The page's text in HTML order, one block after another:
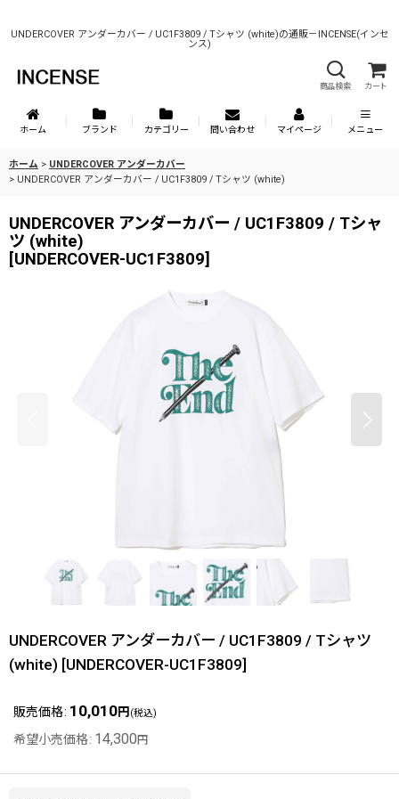
UNDERCOVER アンダーカバー / UC1F3809 / Tシャツ (white)の通販－INCENSE(インセ
ンス)
商品検索 カート
ホーム ブランド カテゴリー 問い合わせ マイページ メニュー
ホーム > UNDERCOVER アンダーカバー
> UNDERCOVER アンダーカバー / UC1F3809 / Tシャツ (white)
UNDERCOVER アンダーカバー / UC1F3809 / Tシャ
ツ (white)
[UNDERCOVER-UC1F3809]
UNDERCOVER アンダーカバー / UC1F3809 / Tシャツ
(white) [UNDERCOVER-UC1F3809]
販売価格: 10,010円 (税込)
希望小売価格: 14,300 円